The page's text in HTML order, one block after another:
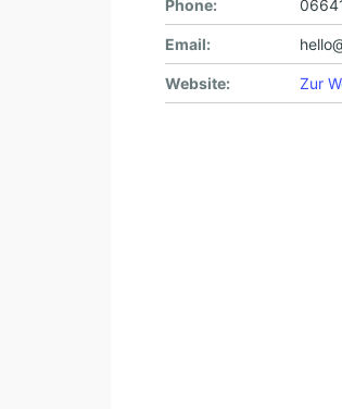
Phone:
Email:
Website: Zur